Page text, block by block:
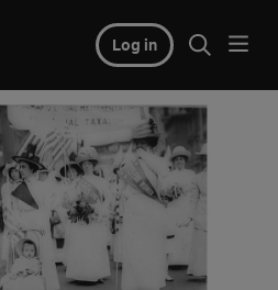
Log in